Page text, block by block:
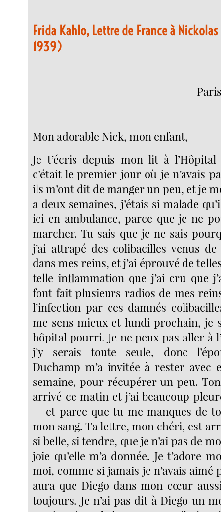
Frida Kahlo, Lettre de France à
1939)
Mon adorable Nick, mon enfant,
Je t’écris depuis mon lit à
c’était le premier jour où je n’avais
ils m’ont dit de manger un peu, et je
a deux semaines, j’étais si malade
ici en ambulance, parce que je ne
marcher. Tu sais que je ne sais
j’ai attrapé des colibacilles venus
dans mes reins, et j’ai éprouvé de
telle inflammation que j’ai cru que
font fait plusieurs radios de mes
l’infection par ces damnés
me sens mieux et lundi prochain, je
hôpital pourri. Je ne peux pas aller à
j’y serais toute seule, donc
Duchamp m’a invitée à rester avec
semaine, pour récupérer un peu.
arrivé ce matin et j’ai beaucoup
— et parce que tu me manques de
mon sang. Ta lettre, mon chéri, est
si belle, si tendre, que je n’ai pas de
joie qu’elle m’a donnée. Je t’adore
moi, comme si jamais je n’avais aimé
aura que Diego dans mon cœur
toujours. Je n’ai pas dit à Diego un